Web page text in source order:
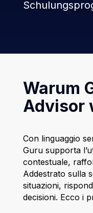
Warum
Advisor
Con linguaggio
Guru supporta
contestuale,
Addestrato sulla
situazioni,
decisioni. Ecco i